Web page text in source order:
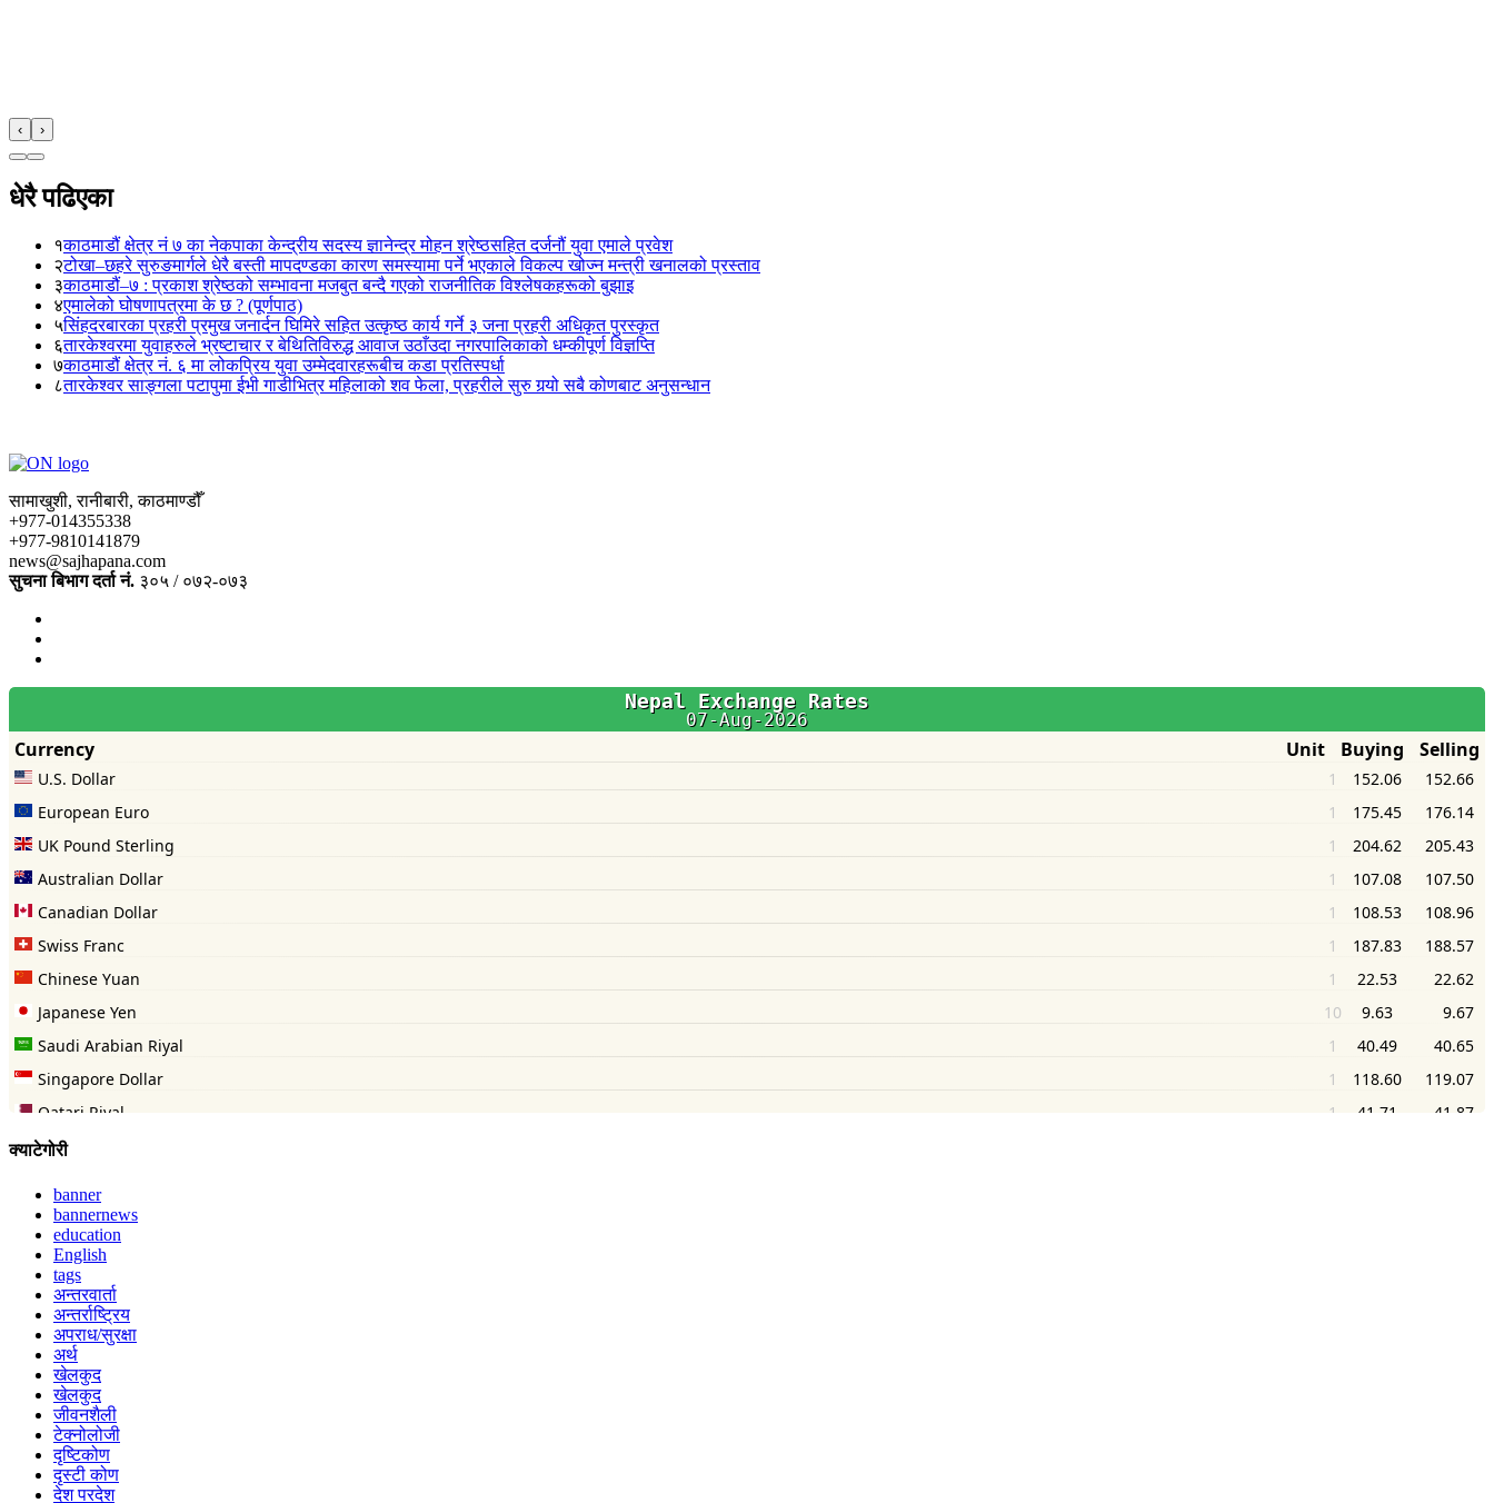
‹ ›
धेरै पढिएका
१काठमाडौं क्षेत्र नं ७ का नेकपाका केन्द्रीय सदस्य ज्ञानेन्द्र मोहन श्रेष्ठसहित दर्जनौं युवा एमाले प्रवेश
२टोखा–छहरे सुरुङमार्गले धेरै बस्ती मापदण्डका कारण समस्यामा पर्ने भएकाले विकल्प खोज्न मन्त्री खनालको प्रस्ताव
३काठमाडौं–७ : प्रकाश श्रेष्ठको सम्भावना मजबुत बन्दै गएको राजनीतिक विश्लेषकहरूको बुझाइ
४एमालेको घोषणापत्रमा के छ ? (पूर्णपाठ)
५सिंहदरबारका प्रहरी प्रमुख जनार्दन घिमिरे सहित उत्कृष्ठ कार्य गर्ने ३ जना प्रहरी अधिकृत पुरस्कृत
६तारकेश्वरमा युवाहरुले भ्रष्टाचार र बेथितिविरुद्ध आवाज उठाँउदा नगरपालिकाको धम्कीपूर्ण विज्ञप्ति
७काठमाडौं क्षेत्र नं. ६ मा लोकप्रिय युवा उम्मेदवारहरूबीच कडा प्रतिस्पर्धा
८तारकेश्वर साङ्गला पटापुमा ईभी गाडीभित्र महिलाको शव फेला, प्रहरीले सुरु गर्‍यो सबै कोणबाट अनुसन्धान
सामाखुशी, रानीबारी, काठमाण्डौँ
+977-014355338
+977-9810141879
news@sajhapana.com
सुचना बिभाग दर्ता नं. ३०५ / ०७२-०७३
क्याटेगोरी
banner
bannernews
education
English
tags
अन्तरवार्ता
अन्तर्राष्ट्रिय
अपराध/सुरक्षा
अर्थ
खेलकुद
खेलकुद
जीवनशैली
टेक्नोलोजी
दृष्टिकोण
दृस्टी कोण
देश परदेश